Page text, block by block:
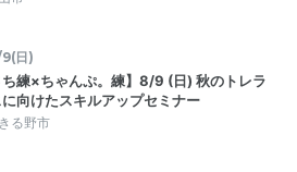
日)
ち練×ちゃんぷ。練】8/9 (日) 秋のトレラ
向けたスキルアップセミナー
る野市